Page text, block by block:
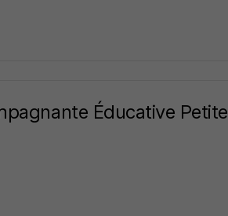
Éducative Petite